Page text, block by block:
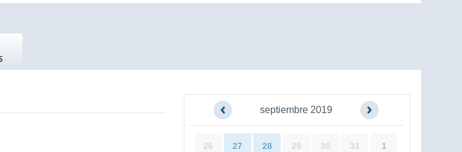
septiembre 2019
26 27 28 29 30 31 1